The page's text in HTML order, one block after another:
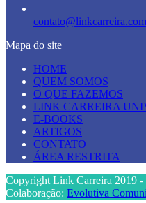
Mapa do site
HOME
QUEM SOMOS
O QUE FAZEMOS
LINK CARREIRA
E-BOOKS
ARTIGOS
CONTATO
ÁREA RESTRITA
Copyright Link Carreira 2019 -
Colaboração: Evolutiva